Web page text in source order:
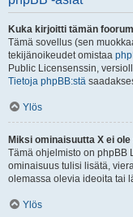
Kuka kirjoitti tämän
Tämä sovellus (sen
tekijänoikeudet omistaa
Public Licensenssin,
Tietoja phpBB:stä
Ylös
Miksi ominaisuutta X ei
Tämä ohjelmisto on phpBB
ominaisuus tulisi lisätä,
olemassa olevia ideoita tai
Ylös